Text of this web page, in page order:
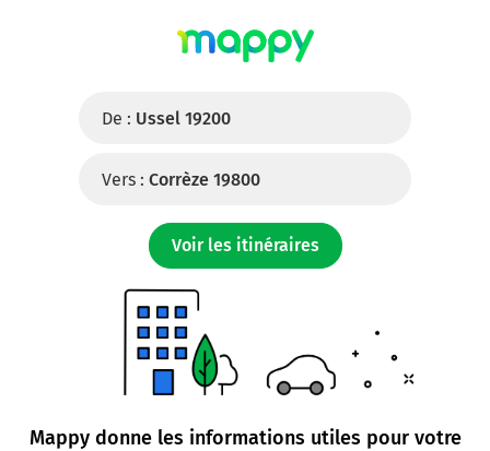
De : Ussel 19200
Vers : Corrèze 19800
Voir les itinéraires
Mappy donne les informations utiles pour votre